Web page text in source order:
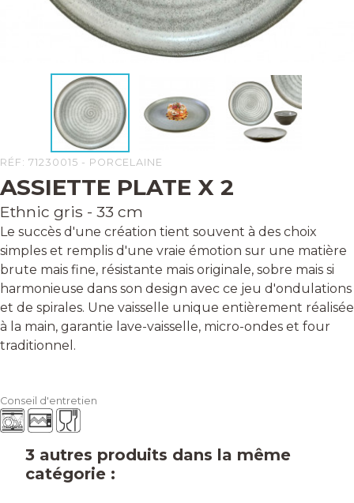
RÉF: 71230015 - PORCELAINE
ASSIETTE PLATE X 2
Ethnic gris - 33 cm
Le succès d'une création tient souvent à des choix
simples et remplis d'une vraie émotion sur une matière
brute mais fine, résistante mais originale, sobre mais si
harmonieuse dans son design avec ce jeu d'ondulations
et de spirales. Une vaisselle unique entièrement réalisée
à la main, garantie lave-vaisselle, micro-ondes et four
traditionnel.
Conseil d'entretien
3 autres produits dans la même
catégorie :